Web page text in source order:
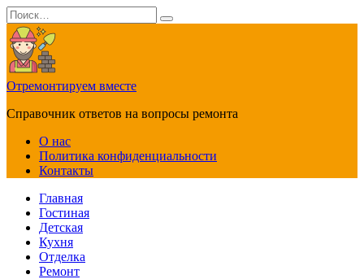
Перейти
к
содержанию
Search
for:
Отремонтируем вместе
Справочник ответов на вопросы ремонта
О нас
Политика конфиденциальности
Контакты
Главная
Гостиная
Детская
Кухня
Отделка
Ремонт